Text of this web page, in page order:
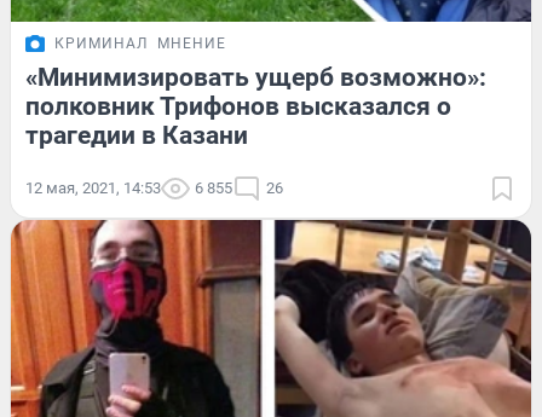
КРИМИНАЛ МНЕНИЕ
«Минимизировать ущерб возможно»:
полковник Трифонов высказался о
трагедии в Казани
12 мая, 2021, 14:53 6 855 26